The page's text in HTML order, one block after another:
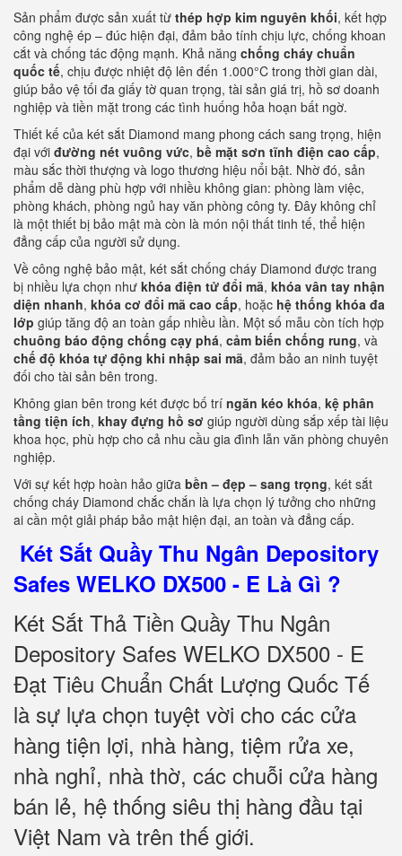
Sản phẩm được sản xuất từ thép hợp kim nguyên khối, kết hợp
công nghệ ép – đúc hiện đại, đảm bảo tính chịu lực, chống khoan
cắt và chống tác động mạnh. Khả năng chống cháy chuẩn
quốc tế, chịu được nhiệt độ lên đến 1.000°C trong thời gian dài,
giúp bảo vệ tối đa giấy tờ quan trọng, tài sản giá trị, hồ sơ doanh
nghiệp và tiền mặt trong các tình huống hỏa hoạn bất ngờ.
Thiết kế của két sắt Diamond mang phong cách sang trọng, hiện
đại với đường nét vuông vức, bề mặt sơn tĩnh điện cao cấp,
màu sắc thời thượng và logo thương hiệu nổi bật. Nhờ đó, sản
phẩm dễ dàng phù hợp với nhiều không gian: phòng làm việc,
phòng khách, phòng ngủ hay văn phòng công ty. Đây không chỉ
là một thiết bị bảo mật mà còn là món nội thất tinh tế, thể hiện
đẳng cấp của người sử dụng.
Về công nghệ bảo mật, két sắt chống cháy Diamond được trang
bị nhiều lựa chọn như khóa điện tử đổi mã, khóa vân tay nhận
diện nhanh, khóa cơ đổi mã cao cấp, hoặc hệ thống khóa đa
lớp giúp tăng độ an toàn gấp nhiều lần. Một số mẫu còn tích hợp
chuông báo động chống cạy phá, cảm biến chống rung, và
chế độ khóa tự động khi nhập sai mã, đảm bảo an ninh tuyệt
đối cho tài sản bên trong.
Không gian bên trong két được bố trí ngăn kéo khóa, kệ phân
tầng tiện ích, khay đựng hồ sơ giúp người dùng sắp xếp tài liệu
khoa học, phù hợp cho cả nhu cầu gia đình lẫn văn phòng chuyên
nghiệp.
Với sự kết hợp hoàn hảo giữa bền – đẹp – sang trọng, két sắt
chống cháy Diamond chắc chắn là lựa chọn lý tưởng cho những
ai cần một giải pháp bảo mật hiện đại, an toàn và đẳng cấp.
Két Sắt Quầy Thu Ngân Depository
Safes WELKO DX500 - E Là Gì ?
Két Sắt Thả Tiền Quầy Thu Ngân
Depository Safes WELKO DX500 - E
Đạt Tiêu Chuẩn Chất Lượng Quốc Tế
là sự lựa chọn tuyệt vời cho các cửa
hàng tiện lợi, nhà hàng, tiệm rửa xe,
nhà nghỉ, nhà thờ, các chuỗi cửa hàng
bán lẻ, hệ thống siêu thị hàng đầu tại
Việt Nam và trên thế giới.